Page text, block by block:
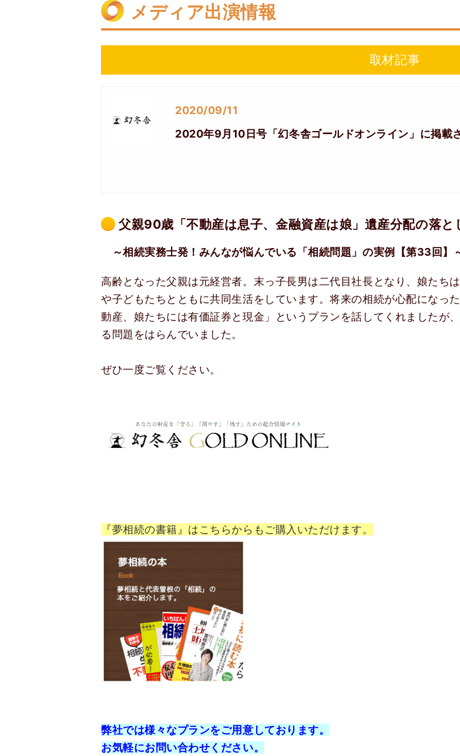
メディア出演情報
取材記事
2020/09/11
2020年9月10日号「幻冬舎ゴールドオンライン」に掲載
父親90歳「不動産は息子、金融資産は娘」遺産分配の落と
～相続実務士発！みんなが悩んでいる「相続問題」の実例【第33回】
高齢となった父親は元経営者。末っ子長男は二代目社長となり、娘たち
や子どもたちとともに共同生活をしています。将来の相続が心配になっ
動産、娘たちには有価証券と現金」というプランを話してくれましたが
る問題をはらんでいました。
ぜひ一度ご覧ください。
『夢相続の書籍』はこちらからもご購入いただけます。
弊社では様々なプランをご用意しております。
お気軽にお問い合わせください。